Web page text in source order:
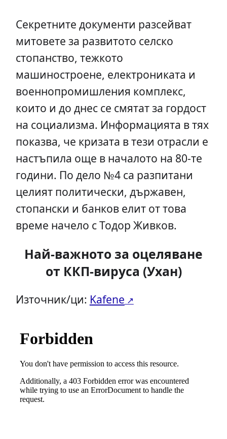
Секретните документи разсейват
митовете за развитото селско
стопанство, тежкото
машиностроене, електрониката и
военнопромишления комплекс,
които и до днес се смятат за гордост
на социализма. Информацията в тях
показва, че кризата в тези отрасли е
настъпила още в началото на 80-те
години. По дело №4 са разпитани
целият политически, държавен,
стопански и банков елит от това
време начело с Тодор Живков.
Най-важното за оцеляване
от ККП-вируса (Ухан)
Източник/ци: Kafene